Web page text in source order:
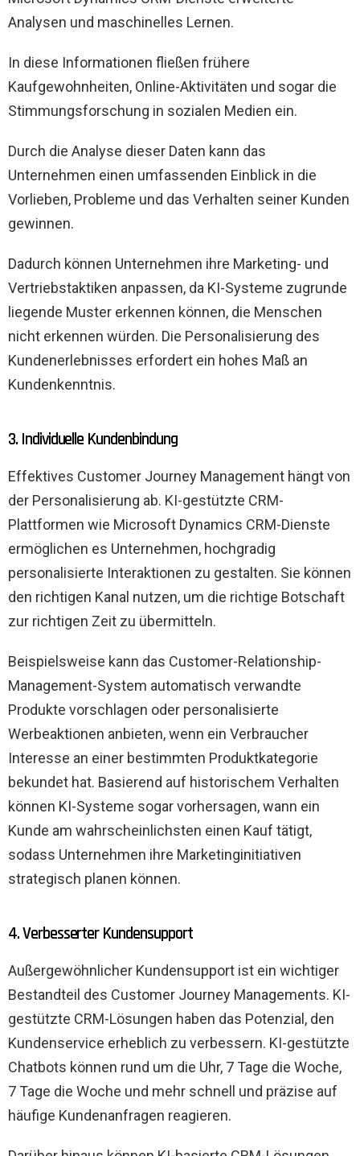
Analysen und maschinelles Lernen.
In diese Informationen fließen frühere
Kaufgewohnheiten, Online-Aktivitäten und sogar die
Stimmungsforschung in sozialen Medien ein.
Durch die Analyse dieser Daten kann das
Unternehmen einen umfassenden Einblick in die
Vorlieben, Probleme und das Verhalten seiner Kunden
gewinnen.
Dadurch können Unternehmen ihre Marketing- und
Vertriebstaktiken anpassen, da KI-Systeme zugrunde
liegende Muster erkennen können, die Menschen
nicht erkennen würden. Die Personalisierung des
Kundenerlebnisses erfordert ein hohes Maß an
Kundenkenntnis.
3. Individuelle Kundenbindung
Effektives Customer Journey Management hängt von
der Personalisierung ab. KI-gestützte CRM-
Plattformen wie Microsoft Dynamics CRM-Dienste
ermöglichen es Unternehmen, hochgradig
personalisierte Interaktionen zu gestalten. Sie können
den richtigen Kanal nutzen, um die richtige Botschaft
zur richtigen Zeit zu übermitteln.
Beispielsweise kann das Customer-Relationship-
Management-System automatisch verwandte
Produkte vorschlagen oder personalisierte
Werbeaktionen anbieten, wenn ein Verbraucher
Interesse an einer bestimmten Produktkategorie
bekundet hat. Basierend auf historischem Verhalten
können KI-Systeme sogar vorhersagen, wann ein
Kunde am wahrscheinlichsten einen Kauf tätigt,
sodass Unternehmen ihre Marketinginitiativen
strategisch planen können.
4. Verbesserter Kundensupport
Außergewöhnlicher Kundensupport ist ein wichtiger
Bestandteil des Customer Journey Managements. KI-
gestützte CRM-Lösungen haben das Potenzial, den
Kundenservice erheblich zu verbessern. KI-gestützte
Chatbots können rund um die Uhr, 7 Tage die Woche,
7 Tage die Woche und mehr schnell und präzise auf
häufige Kundenanfragen reagieren.